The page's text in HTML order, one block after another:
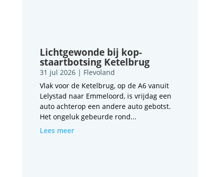
Lichtgewonde bij kop-
staartbotsing Ketelbrug
31 jul 2026| Flevoland
Vlak voor de Ketelbrug, op de A6 vanuit
Lelystad naar Emmeloord, is vrijdag een
auto achterop een andere auto gebotst.
Het ongeluk gebeurde rond...
Lees meer